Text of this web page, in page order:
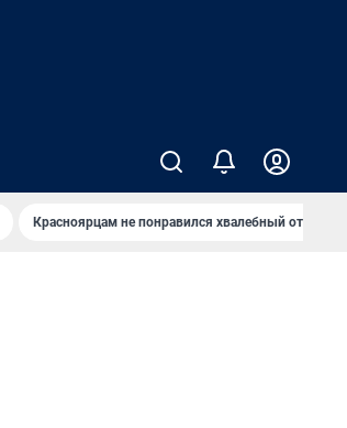
Красноярцам не понравился хвалебный отзыв о